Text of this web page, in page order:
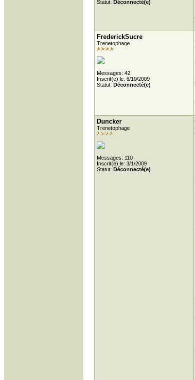
Statut: Déconnecté(e)
FrederickSucre
Trenetophage
Messages: 42
Inscrit(e) le: 6/10/2009
Statut: Déconnecté(e)
Duncker
Trenetophage
Messages: 110
Inscrit(e) le: 3/1/2009
Statut: Déconnecté(e)